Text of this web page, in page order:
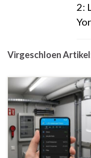
2:
Virgeschloen Artikel